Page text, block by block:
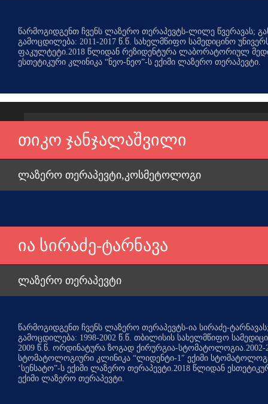
წარმოგიდგენთ ჩვენს ლაზერო თერაპევტს-ლილე წვერავას;
გამოცდილება: 2011-2017 წ.წ. სახელმწიფო სამედიცინო
ფაკულტეტი.2018 წლიდან რეზიდენტურა ლაბორატორიულ
ესთეტიკური კლინიკა “ნეო-ნეო”-ს ექიმი ლაზერო თერაპევტი.
თიკო ჯანჯალაშვილი
ლაზერო თერაპევტი,კოსმეტოლოგი
ია სირაძე-ტარნავა
ლაზერო თერაპევტი
წარმოგიდგენთ ჩვენს ლაზერო თერაპევტს-ია სირაძე-
გამოცდილება: 1998-2002 წ.წ. თბილისის სახელმწიფო
2009 წ.წ. ორდინატურა ზოგად ქირურგია-სტომატოლოგია.2002-
სტომატოლოგიური კლინიკა “ლიდენტი-1″ ექიმი
‘სენსატო”-ს ექიმი ლაზერო თერაპევტი.2018 წლიდან
ექიმი ლაზერო თერაპევტი.